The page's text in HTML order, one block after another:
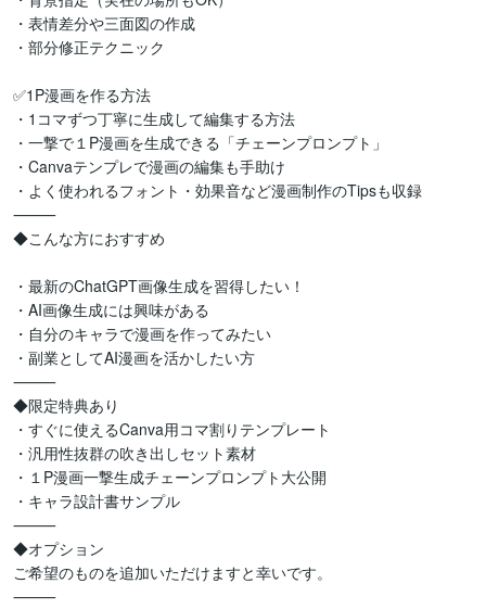
・表情差分や三面図の作成
・部分修正テクニック
✅1P漫画を作る方法
・1コマずつ丁寧に生成して編集する方法
・一撃で１P漫画を生成できる「チェーンプロンプト」
・Canvaテンプレで漫画の編集も手助け
・よく使われるフォント・効果音など漫画制作のTipsも収録
⸻
◆こんな方におすすめ
・最新のChatGPT画像生成を習得したい！
・AI画像生成には興味がある
・自分のキャラで漫画を作ってみたい
・副業としてAI漫画を活かしたい方
⸻
◆限定特典あり
・すぐに使えるCanva用コマ割りテンプレート
・汎用性抜群の吹き出しセット素材
・１P漫画一撃生成チェーンプロンプト大公開
・キャラ設計書サンプル
⸻
◆オプション
ご希望のものを追加いただけますと幸いです。
⸻